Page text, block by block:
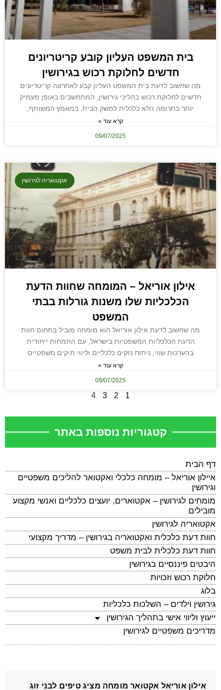
בית המשפט העליון קובע קריטריונים
חדשים לחלוקת רכוש בגירושין
מה שחשוב לדעת בית המשפט העליון קבע לאחרונה קריטריונים
חדשים לחלוקת רכוש בהליכי גירושין, המתחשבים באופן מעמיק
יותר בתרומה הלא כלכלית למשק הבית, במאמץ המשותף,
קרא עוד »
09/07/2025
אקטואריה לגירושין
אילון אוריאל – המומחה שחוות הדעת
הכלכליות שלו משנות גורלות בבתי
המשפט
מה שחשוב לדעת אילון אוריאל הוא מומחה מוביל בתחום חוות
הדעת הכלכליות המשפטיות בישראל, עם התמחות ייחודית
בהערכות שווי, ניתוח נזקים כלכליים וליווי תיקים משפטיים
קרא עוד »
09/07/2025
1
2
3
4
קטגוריות נוספות באתר
דף הבית
איילון אוריאל – מומחה כלכלי ואקטואר להליכים משפטיים
וגירושין
מומחים לגירושין – אקטוארים, יועצים כלכליים ואנשי מקצוע
מובילים
אקטואריה לגירושין
חוות דעת כלכלית ואקטואריה בגירושין – מדריך מקצועי
חוות דעת כלכלית לבית משפט
היבטים פיננסיים בגירושין
חלוקת רכוש וזכויות
בלוג
גירושין וילדים – השלכות כלכליות
ייעוץ וליווי אישי בתהליך הגירושין
מדריכים משפטיים לגירושין
אילון אוריאל אקטואר מומחה מציג טיפים לבני זוג